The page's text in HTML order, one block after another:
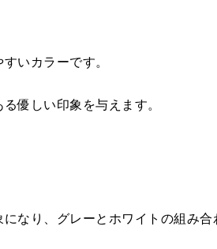
いカラーです。
優しい印象を与えます。
なり、グレーとホワイトの組み合